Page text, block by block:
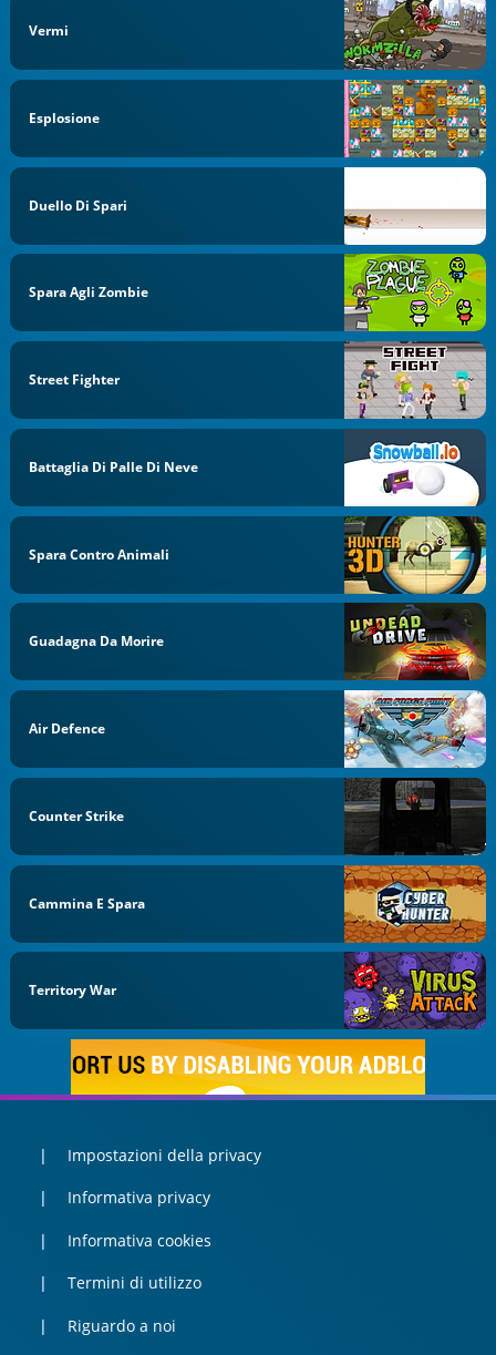
Vermi
Esplosione
Duello Di Spari
Spara Agli Zombie
Street Fighter
Battaglia Di Palle Di Neve
Spara Contro Animali
Guadagna Da Morire
Air Defence
Counter Strike
Cammina E Spara
Territory War
Impostazioni della privacy
Informativa privacy
Informativa cookies
Termini di utilizzo
Riguardo a noi